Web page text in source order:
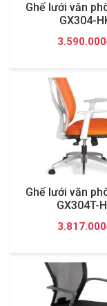
Ghế lưới văn
GX304-
Ghế lưới văn
GX304T-